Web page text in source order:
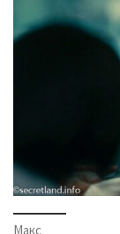
Макс